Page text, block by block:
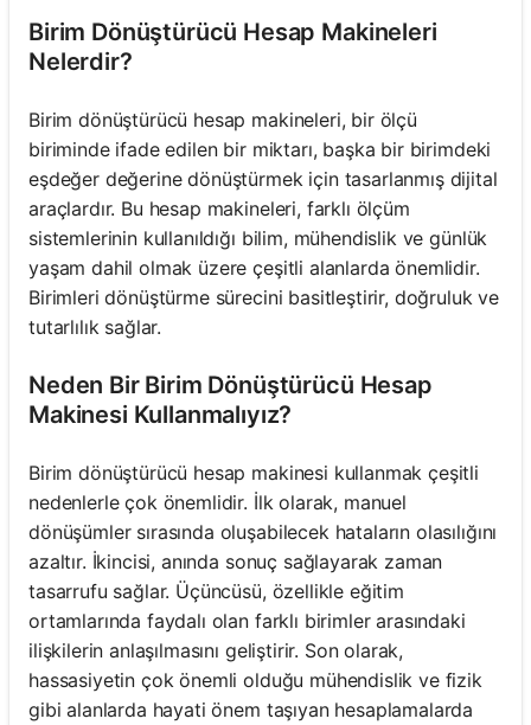
Birim Dönüştürücü Hesap Makineleri
Nelerdir?
Birim dönüştürücü hesap makineleri, bir ölçü
biriminde ifade edilen bir miktarı, başka bir birimdeki
eşdeğer değerine dönüştürmek için tasarlanmış dijital
araçlardır. Bu hesap makineleri, farklı ölçüm
sistemlerinin kullanıldığı bilim, mühendislik ve günlük
yaşam dahil olmak üzere çeşitli alanlarda önemlidir.
Birimleri dönüştürme sürecini basitleştirir, doğruluk ve
tutarlılık sağlar.
Neden Bir Birim Dönüştürücü Hesap
Makinesi Kullanmalıyız?
Birim dönüştürücü hesap makinesi kullanmak çeşitli
nedenlerle çok önemlidir. İlk olarak, manuel
dönüşümler sırasında oluşabilecek hataların olasılığını
azaltır. İkincisi, anında sonuç sağlayarak zaman
tasarrufu sağlar. Üçüncüsü, özellikle eğitim
ortamlarında faydalı olan farklı birimler arasındaki
ilişkilerin anlaşılmasını geliştirir. Son olarak,
hassasiyetin çok önemli olduğu mühendislik ve fizik
gibi alanlarda hayati önem taşıyan hesaplamalarda